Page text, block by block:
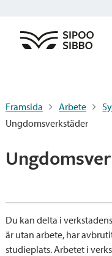
Framsida Arbete
Ungdomsverkstäder
Du kan delta i
är utan arbete, har
studieplats. Arbetet i